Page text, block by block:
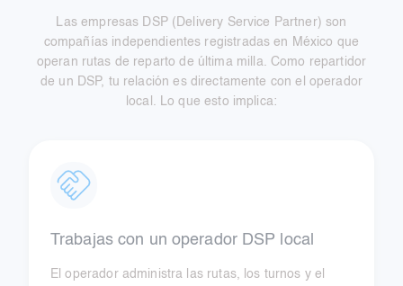
Las empresas DSP (Delivery Service Partner) son
compañías independientes registradas en México que
operan rutas de reparto de última milla. Como repartidor
de un DSP, tu relación es directamente con el operador
local. Lo que esto implica:
Trabajas con un operador DSP local
El operador administra las rutas, los turnos y el